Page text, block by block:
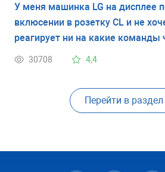
У меня машинка LG на дисплее
вклюсении в розетку CL и не
реагирует ни на какие команды
30708 4,4
Перейти в раздел